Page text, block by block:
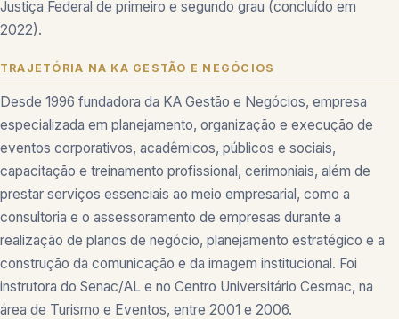
Justiça Federal de primeiro e segundo grau (concluído em
2022).
TRAJETÓRIA NA KA GESTÃO E NEGÓCIOS
Desde 1996 fundadora da KA Gestão e Negócios, empresa
especializada em planejamento, organização e execução de
eventos corporativos, acadêmicos, públicos e sociais,
capacitação e treinamento profissional, cerimoniais, além de
prestar serviços essenciais ao meio empresarial, como a
consultoria e o assessoramento de empresas durante a
realização de planos de negócio, planejamento estratégico e a
construção da comunicação e da imagem institucional. Foi
instrutora do Senac/AL e no Centro Universitário Cesmac, na
área de Turismo e Eventos, entre 2001 e 2006.